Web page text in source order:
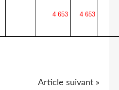
4 653 4 653
Article suivant »